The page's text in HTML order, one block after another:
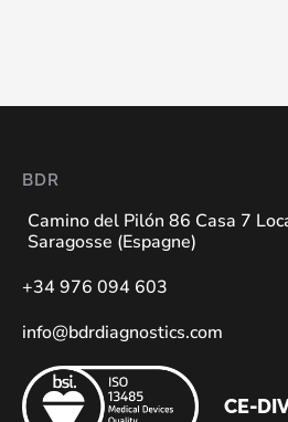
BDR
Camino del Pilón 86 Casa 7
Saragosse (Espagne)
+34 976 094 603
info@bdrdiagnostics.com
CE-